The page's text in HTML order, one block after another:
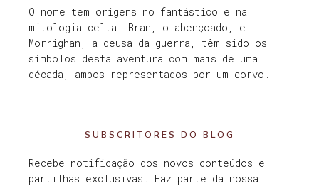
O nome tem origens no fantástico e na
mitologia celta. Bran, o abençoado, e
Morrighan, a deusa da guerra, têm sido os
símbolos desta aventura com mais de uma
década, ambos representados por um corvo.
SUBSCRITORES DO BLOG
Recebe notificação dos novos conteúdos e
partilhas exclusivas. Faz parte da nossa